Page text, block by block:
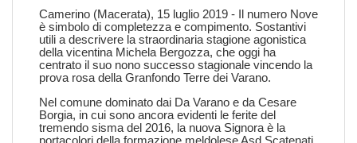
Camerino (Macerata), 15 luglio 2019 - Il numero Nove
è simbolo di completezza e compimento. Sostantivi
utili a descrivere la straordinaria stagione agonistica
della vicentina Michela Bergozza, che oggi ha
centrato il suo nono successo stagionale vincendo la
prova rosa della Granfondo Terre dei Varano.
Nel comune dominato dai Da Varano e da Cesare
Borgia, in cui sono ancora evidenti le ferite del
tremendo sisma del 2016, la nuova Signora è la
portacolori della formazione meldolese Asd Scatenati,